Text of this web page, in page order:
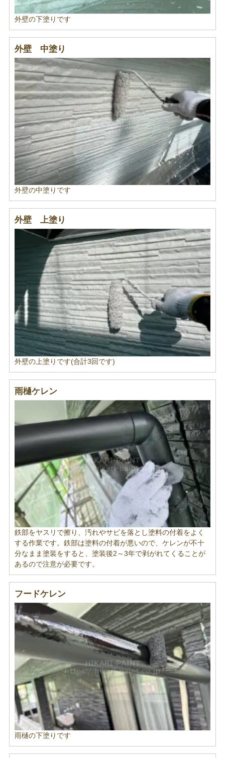
外壁の下塗りです
外壁 中塗り
外壁の中塗りです
外壁 上塗り
外壁の上塗りです(合計3回です)
雨樋ケレン
鉄部をヤスリで擦り、汚れやサビを落とし塗料の付着をよく
する作業です。鉄部は塗料の付着が悪いので、ケレンが不十
分なまま塗装をすると、塗装後2～3年で剥がれてくることが
あるので注意が必要です。
フードケレン
雨樋の下塗りです